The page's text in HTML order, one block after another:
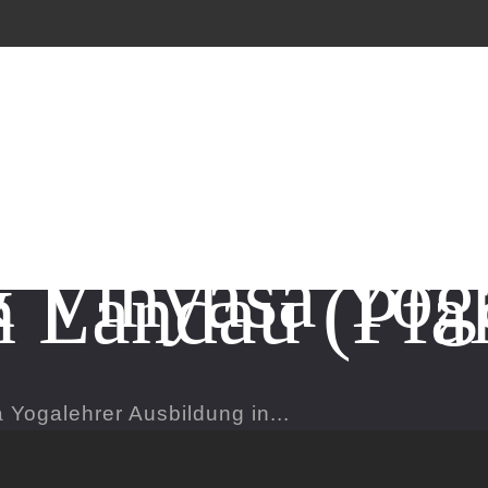
Landau
Ausbildung in...